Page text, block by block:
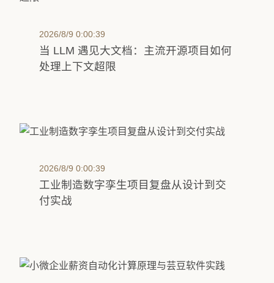
2026/8/9 0:00:39
当 LLM 遇见大文档：主流开源项目如何
处理上下文超限
2026/8/9 0:00:39
工业制造数字孪生项目复盘从设计到交
付实战